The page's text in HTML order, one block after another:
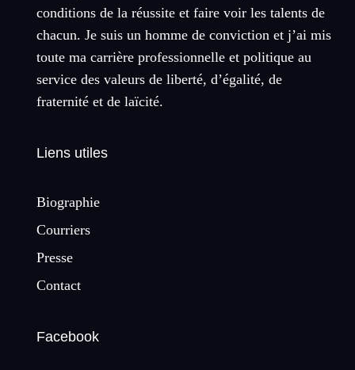
conditions de la réussite et faire voir les talents de
chacun. Je suis un homme de conviction et j’ai mis
toute ma carrière professionnelle et politique au
service des valeurs de liberté, d’égalité, de
fraternité et de laïcité.
Liens utiles
Biographie
Courriers
Presse
Contact
Facebook